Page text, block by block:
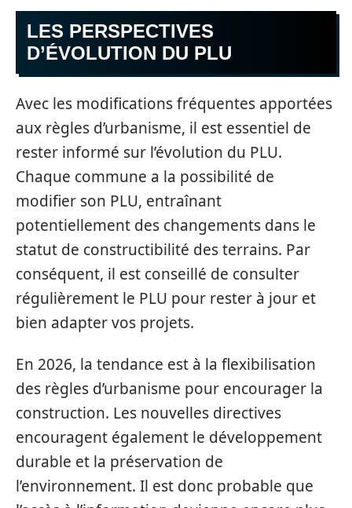
LES PERSPECTIVES
D’ÉVOLUTION DU PLU
Avec les modifications fréquentes apportées
aux règles d’urbanisme, il est essentiel de
rester informé sur l’évolution du PLU.
Chaque commune a la possibilité de
modifier son PLU, entraînant
potentiellement des changements dans le
statut de constructibilité des terrains. Par
conséquent, il est conseillé de consulter
régulièrement le PLU pour rester à jour et
bien adapter vos projets.
En 2026, la tendance est à la flexibilisation
des règles d’urbanisme pour encourager la
construction. Les nouvelles directives
encouragent également le développement
durable et la préservation de
l’environnement. Il est donc probable que